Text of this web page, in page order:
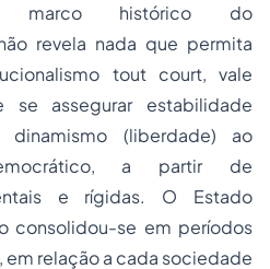
histórico do
revela nada que permita
tout court, vale
assegurar estabilidade
dinamismo (liberdade) ao
a partir de
e rígidas. O Estado
consolidou-se em períodos
relação a cada sociedade